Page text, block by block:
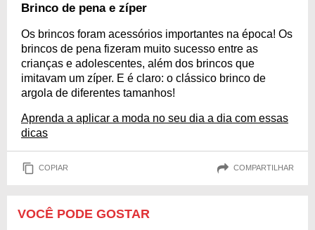
Brinco de pena e zíper
Os brincos foram acessórios importantes na época! Os
brincos de pena fizeram muito sucesso entre as
crianças e adolescentes, além dos brincos que
imitavam um zíper. E é claro: o clássico brinco de
argola de diferentes tamanhos!
Aprenda a aplicar a moda no seu dia a dia com essas
dicas
COPIAR COMPARTILHAR
VOCÊ PODE GOSTAR